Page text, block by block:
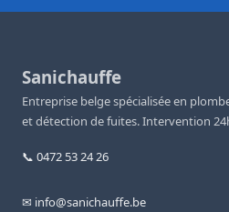
Sanichauffe
Entreprise belge spécialisée en
et détection de fuites. Intervention
📞 0472 53 24 26
✉ info@sanichauffe.be